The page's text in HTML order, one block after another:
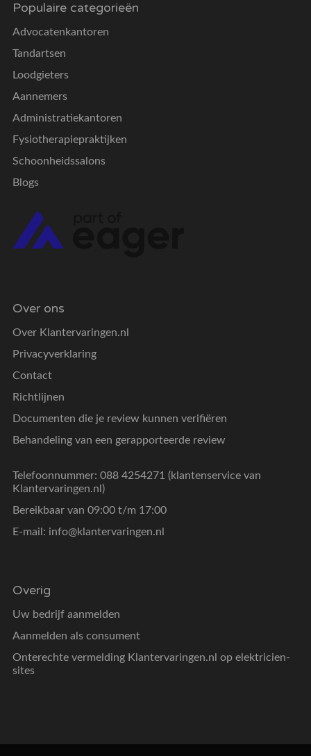
Populaire categorieën
Advocatenkantoren
Tandartsen
Loodgieters
Aannemers
Administratiekantoren
Fysiotherapiepraktijken
Schoonheidssalons
Blogs
Over ons
Over Klantervaringen.nl
Privacyverklaring
Contact
Richtlijnen
Documenten die je review kunnen verifiëren
Behandeling van een gerapporteerde review
Telefoonnummer: 088 4254271 (klantenservice van
Klantervaringen.nl)
Bereikbaar van 09:00 t/m 17:00
E-mail: info@klantervaringen.nl
Overig
Uw bedrijf aanmelden
Aanmelden als consument
Onterechte vermelding Klantervaringen.nl op elektricien-
sites